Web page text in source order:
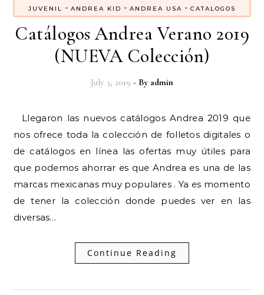
JUVENIL
- ANDREA KID - ANDREA USA - CATALOGOS
Catálogos Andrea Verano 2019
(NUEVA Colección)
July 3, 2019 - By admin
Llegaron las nuevos catálogos Andrea 2019 que
nos ofrece toda la colección de folletos digitales o
de catálogos en línea las ofertas muy útiles para
que podemos ahorrar es que Andrea es una de las
marcas mexicanas muy populares . Ya es momento
de tener la colección donde puedes ver en las
diversas…
Continue Reading